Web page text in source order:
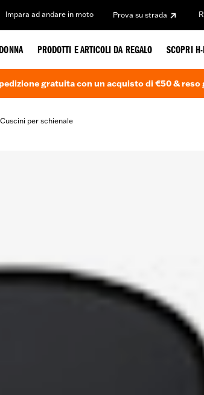
Impara ad andare in moto Prova su strada
PRODOTTI E ARTICOLI DA REGALO SCOPRI
gratuita con un acquisto di €50 & reso
Cuscini per schienale